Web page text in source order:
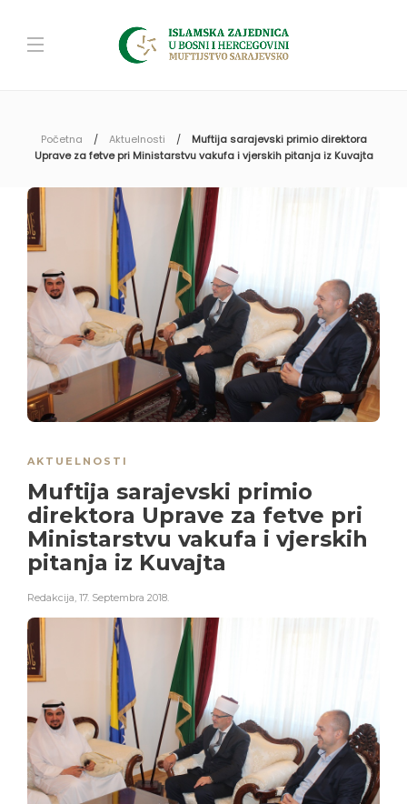
Početna Aktuelnosti
Muftija sarajevski primio direktora
Uprave za fetve pri Ministarstvu vakufa i vjerskih pitanja iz Kuvajta
AKTUELNOSTI
Muftija sarajevski primio
direktora Uprave za fetve pri
Ministarstvu vakufa i vjerskih
pitanja iz Kuvajta
Redakcija, 17. Septembra 2018.